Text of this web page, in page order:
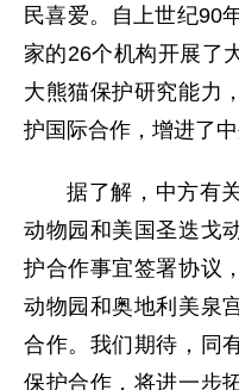
民喜爱。自上世纪90
家的26个机构开展了
大熊猫保护研究能力
护国际合作，增进了中
据了解，中方有
动物园和美国圣迭戈
护合作事宜签署协议
动物园和奥地利美泉
合作。我们期待，同
保护合作，将进一步